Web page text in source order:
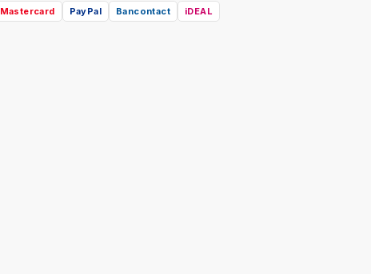
Mastercard PayPal Bancontact iDEAL